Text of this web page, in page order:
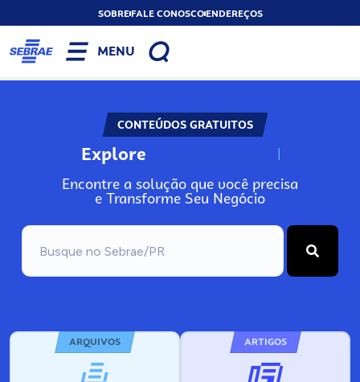
SOBREFALE CONOSCOENDEREÇOS
MENU
CONTEÚDOS GRATUITOS
Explore N
Encontre a solução que você precisa
e Transforme Seu Negócio
ARQUIVOS ARTIGOS